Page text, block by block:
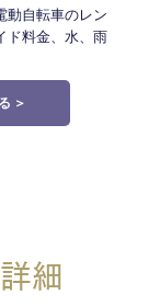
動自転車のレン
ド料金、水、雨
＞
細